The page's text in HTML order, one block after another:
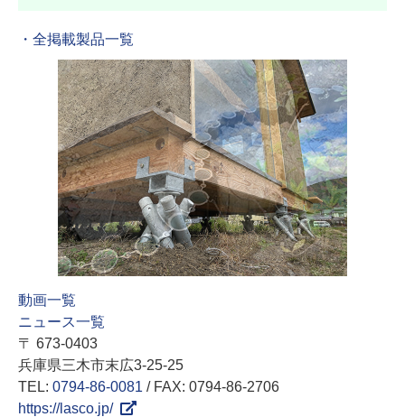
・全掲載製品一覧
動画一覧
ニュース一覧
〒 673-0403
兵庫県三木市末広3-25-25
TEL: 0794-86-0081 / FAX: 0794-86-2706
https://lasco.jp/